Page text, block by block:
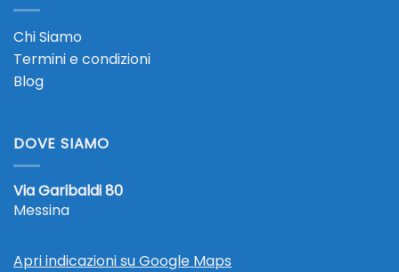
Chi Siamo
Termini e condizioni
Blog
DOVE SIAMO
Via Garibaldi 80
Messina
Apri indicazioni su Google Maps